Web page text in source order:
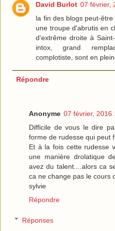
David Burlot 07 février,
la fin des blogs peut-
une troupe d'abrutis en
d'extrême droite à
intox, grand
complotiste, sont en
Répondre
Anonyme 07 février, 2016
Difficile de vous le dire
forme de rudesse qui peut
Et à la fois cette rudesse
une manière drolatique
avez du talent....alors ca
ca ne change pas le cours
sylvie
Répondre
Réponses